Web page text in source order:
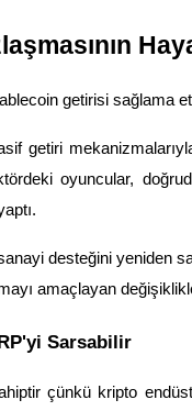
getirisi sağlama
getiri
oyuncular,
desteğini yeniden
amaçlayan
Sarsabilir
çünkü kripto